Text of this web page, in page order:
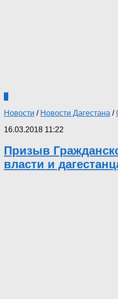
Новости / Новости Дагестана /
16.03.2018 11:22
Призыв
власти и